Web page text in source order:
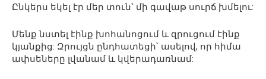
Ընկերս եկել էր մեր տուն՝ մի գավաթ սուրճ խմելու:
Մենք նստել էինք խոհանոցում և զրուցում էինք
կյանքից: Զրույցն ընդհատեցի՝ ասելով, որ հիմա
ափսեները լվանամ և կվերադառնամ: